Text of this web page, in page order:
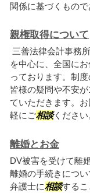
関係に基づくもの
親権取得について
三善法律会計事務
を中心に、全国に
っております。制
皆様の疑問や不安
ていただきます。
軽にご相談ください
離婚とお金
DV被害を受けて離
離婚の手続きについ
弁護士に相談する